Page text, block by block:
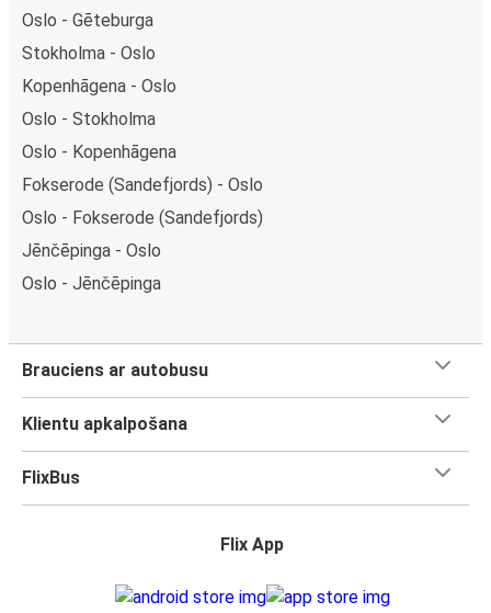
Oslo - Gēteburga
Stokholma - Oslo
Kopenhāgena - Oslo
Oslo - Stokholma
Oslo - Kopenhāgena
Fokserode (Sandefjords) - Oslo
Oslo - Fokserode (Sandefjords)
Jēnčēpinga - Oslo
Oslo - Jēnčēpinga
Brauciens ar autobusu
Klientu apkalpošana
FlixBus
Flix App